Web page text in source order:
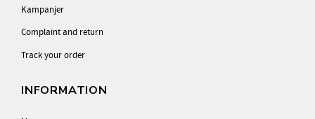
Kampanjer
Complaint and return
Track your order
INFORMATION